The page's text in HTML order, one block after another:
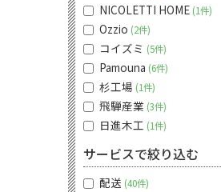
NICOLETTI HOME 1件
Ozzio 2件
コイズミ 5件
Pamouna 6件
杉工場 1件
飛騨産業 3件
日進木工 1件
サービスで絞り込む
配送 40件